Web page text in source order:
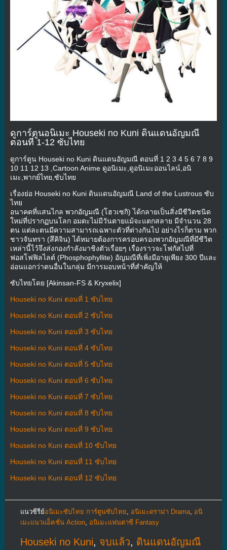
ดูการ์ตูนอนิเมะ Houseki no Kuni ดินแดนอัญมณี
ตอนที่ 1-12 ซับไทย
ดูการ์ตูน Houseki no Kuni ดินแดนอัญมณี ตอนที่ 1 2 3 4 5 6 7 8 9
10 11 12 13 ,Cartoon Anime ดูอนิเมะ,ดูอนิเมะออนไลน์,อนิ
เมะ,พากย์ไทย,ซับไทย
เรื่องย่อ Houseki no Kuni ดินแดนอัญมณี Land of the Lustrous ซับ
ไทย
อนาคตที่แสนไกล พวกอัญมณี (โฮวเซกิ) ได้กลายเป็นสิ่งมีชีวิตชนิด
ใหม่ที่ปรากฏบนโลก อมตะไม่มีวันตายแม้จะแตกสลาย มีจำนวน 28
ตน แต่ละตนมีความสามารถเฉพาะตัวที่ต่างกันไป อย่างไรก็ตาม พวก
ชาวจันทรา (สึคิจิน) ได้หมายต้องการครอบครองพวกอัญมณีที่มีชีวิต
เหล่านี้ไว้จึงส่งกองกำลังมาชิงตัวเรื่อยๆ เรื่องราวจะโฟกัสไปที่
ฟอสโฟฟิลไลต์ (Phosphophyllite) อัญมณีที่เพิ่งมีอายุเพียง 300 ปีและ
อ่อนแอกว่าตนอื่นในกลุ่ม มีการมอบหน้าที่สำคัญให้
ซับไทยโดย [Akinsan-FS & Kryxelix]
Houseki no Kuni ตอนที่ 1 ซับไทย
Houseki no Kuni ตอนที่ 2 ซับไทย
Houseki no Kuni ตอนที่ 3 ซับไทย
Houseki no Kuni ตอนที่ 4 ซับไทย
Houseki no Kuni ตอนที่ 5 ซับไทย
Houseki no Kuni ตอนที่ 6 ซับไทย
Houseki no Kuni ตอนที่ 7 ซับไทย
Houseki no Kuni ตอนที่ 8 ซับไทย
Houseki no Kuni ตอนที่ 9 ซับไทย
Houseki no Kuni ตอนที่ 10 ซับไทย
Houseki no Kuni ตอนที่ 11 ซับไทย
Houseki no Kuni ตอนที่ 12 ซับไทย
แนวซีรีย์อนิเมะซับไทย การ์ตูนซับไทย อนิเมะดราม่า Drama, อนิ
เมะแนวแอ็คชั่น Action, อนิเมะแฟนตาซี Fantasy
Houseki no Kuni, จบแล้ว, ดินแดนอัญมณี